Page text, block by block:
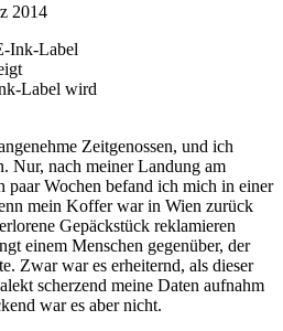
2014
Label wird
Zeitgenossen, und ich
Nur, nach meiner Landung am
Wochen befand ich mich in einer
mein Koffer war in Wien zurück
Gepäckstück reklamieren
einem Menschen gegenüber, der
Zwar war es erheiternd, als dieser
scherzend meine Daten aufnahm
war es aber nicht.